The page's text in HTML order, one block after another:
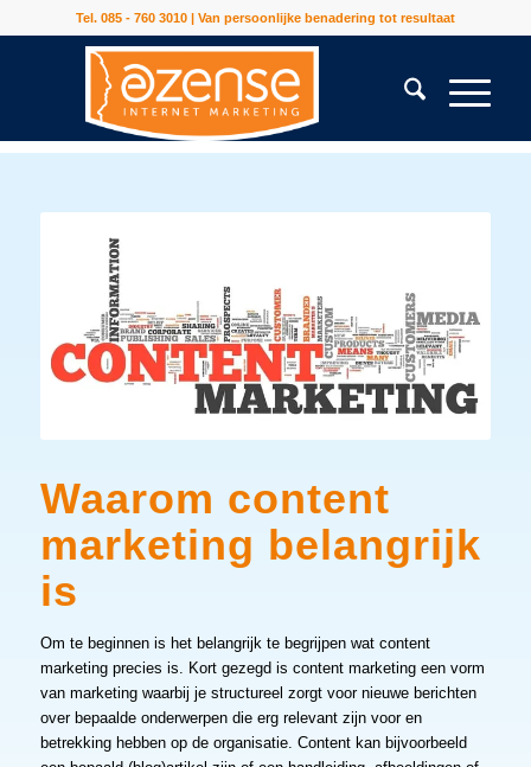
Tel. 085 - 760 3010 | Van persoonlijke benadering tot resultaat
Waarom content
marketing belangrijk
is
Om te beginnen is het belangrijk te begrijpen wat content
marketing precies is. Kort gezegd is content marketing een vorm
van marketing waarbij je structureel zorgt voor nieuwe berichten
over bepaalde onderwerpen die erg relevant zijn voor en
betrekking hebben op de organisatie. Content kan bijvoorbeeld